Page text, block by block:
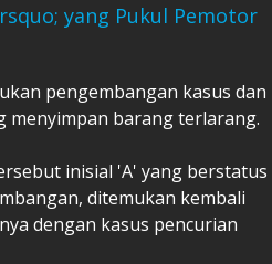
yang Pukul Pemotor
pengembangan kasus dan
menyimpan barang terlarang.
inisial 'A' yang berstatus
ditemukan kembali
dengan kasus pencurian